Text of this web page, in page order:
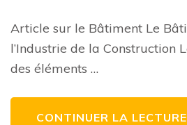
Article sur le Bâtiment Le
l’Industrie de la Construction
des éléments …
CONTINUER LA LECTURE